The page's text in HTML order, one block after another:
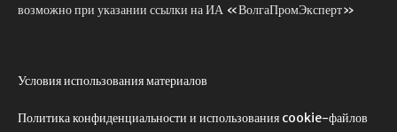
возможно при указании ссылки на ИА «ВолгаПромЭксперт»
Условия использования материалов
Политика конфиденциальности и использования cookie-файлов